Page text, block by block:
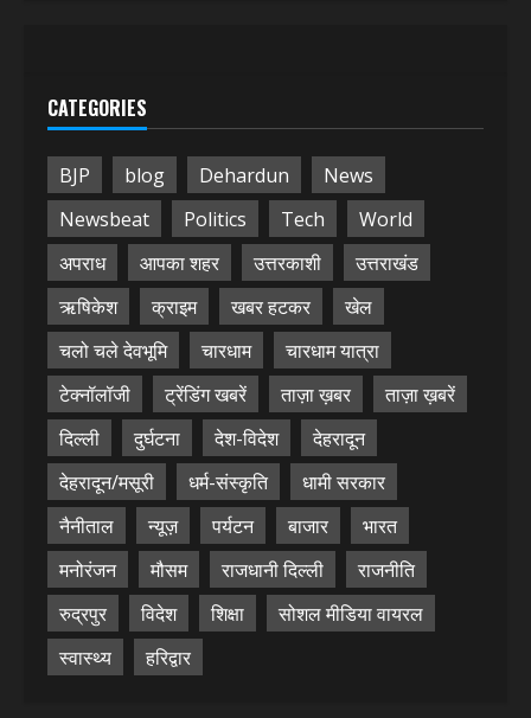
CATEGORIES
BJP blog Dehardun
News
Newsbeat
Politics Tech
World
अपराध
आपका शहर उत्तरकाशी
उत्तराखंड
ऋषिकेश
क्राइम खबर हटकर
खेल
चलो चले देवभूमि
चारधाम
चारधाम यात्रा
टेक्नॉलॉजी
ट्रेंडिंग खबरें ताज़ा ख़बर
ताज़ा ख़बरें
दिल्ली
दुर्घटना देश-विदेश
देहरादून
देहरादून/मसूरी
धर्म-संस्कृति
धामी सरकार
नैनीताल
न्यूज़ पर्यटन बाजार
भारत
मनोरंजन
मौसम राजधानी दिल्ली
राजनीति
रुद्रपुर
विदेश शिक्षा
सोशल मीडिया वायरल
स्वास्थ्य
हरिद्वार